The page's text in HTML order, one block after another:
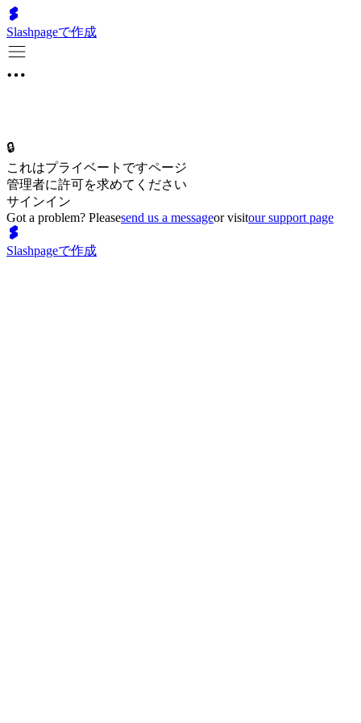
Slashpageで作成
🔒
これはプライベートですページ
管理者に許可を求めてください
サインイン
Got a problem? Pleasesend us a messageor visitour support page
Slashpageで作成